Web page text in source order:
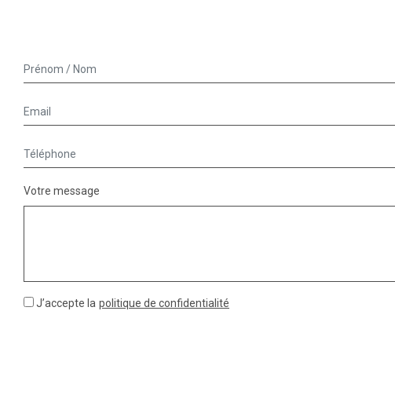
Votre message
J’accepte la politique de confidentialité